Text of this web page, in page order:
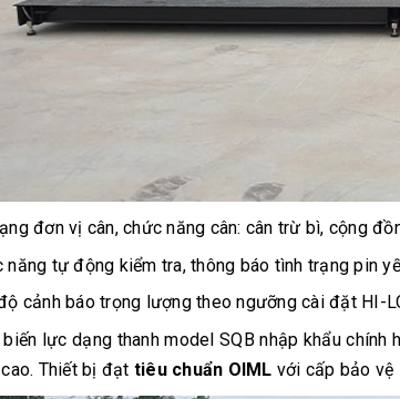
đơn vị cân, chức năng cân: cân trừ bì, cộng
năng tự động kiểm tra, thông báo tình trạng pin
cảnh báo trọng lượng theo ngưỡng cài đặt HI-
biến lực dạng thanh model SQB nhập khẩu
Thiết bị đạt tiêu chuẩn OIML với cấp bảo vệ